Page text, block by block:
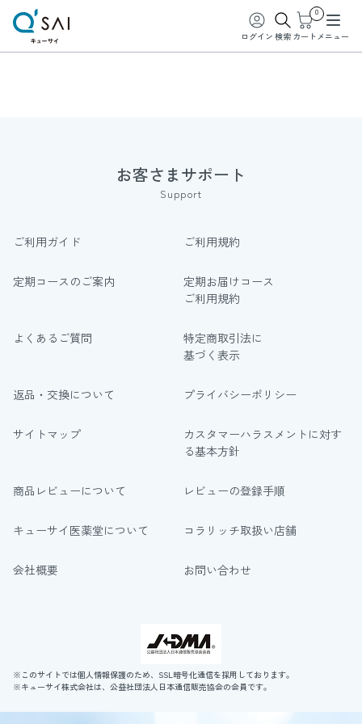
ログイン 検索
0
カート メニュー
お客さまサポート
Support
ご利用ガイド ご利用規約
定期コースのご案内
定期お届けコース
ご利用規約
よくあるご質問
特定商取引法に
基づく表示
返品・交換について プライバシーポリシー
サイトマップ
カスタマーハラスメントに対す
る基本方針
商品レビューについて レビューの登録手順
キューサイ医薬堂について コラリッチ取扱い店舗
会社概要 お問い合わせ
※このサイトでは個人情報保護のため、SSL暗号化通信を採用しております。
※キューサイ株式会社は、公益社団法人日本通信販売協会の会員です。